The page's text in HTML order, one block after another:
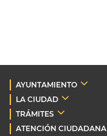
AYUNTAMIENTO
LA CIUDAD
TRÁMITES
ATENCIÓN CIUDADANA